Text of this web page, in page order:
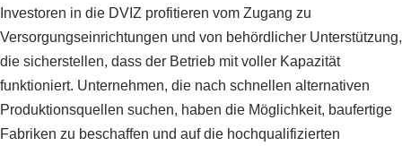
Investoren in die DVIZ profitieren vom Zugang zu
Versorgungseinrichtungen und von behördlicher Unterstützung,
die sicherstellen, dass der Betrieb mit voller Kapazität
funktioniert. Unternehmen, die nach schnellen alternativen
Produktionsquellen suchen, haben die Möglichkeit, baufertige
Fabriken zu beschaffen und auf die hochqualifizierten